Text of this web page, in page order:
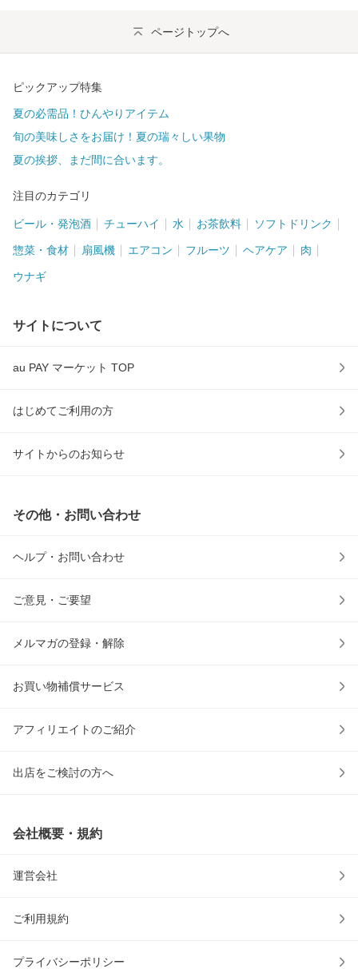
ページトップへ
ピックアップ特集
夏の必需品！ひんやりアイテム
旬の美味しさをお届け！夏の瑞々しい果物
夏の挨拶、まだ間に合います。
注目のカテゴリ
ビール・発泡酒 チューハイ 水 お茶飲料 ソフトドリンク
惣菜・食材 扇風機 エアコン フルーツ ヘアケア 肉
ウナギ
サイトについて
au PAY マーケット TOP
はじめてご利用の方
サイトからのお知らせ
その他・お問い合わせ
ヘルプ・お問い合わせ
ご意見・ご要望
メルマガの登録・解除
お買い物補償サービス
アフィリエイトのご紹介
出店をご検討の方へ
会社概要・規約
運営会社
ご利用規約
プライバシーポリシー